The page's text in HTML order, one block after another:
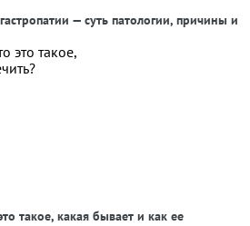
— суть патологии, причины и
такое, какая бывает и как ее